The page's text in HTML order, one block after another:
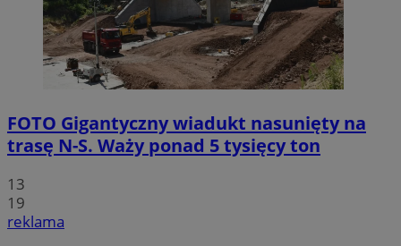
FOTO Gigantyczny wiadukt nasunięty na
trasę N-S. Waży ponad 5 tysięcy ton
13
19
reklama